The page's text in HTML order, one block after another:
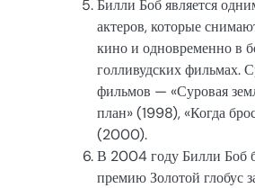
Билли Боб является
актеров, которые
кино и одновременно в
голливудских фильмах.
фильмов — «Суровая
план» (1998), «Когда
(2000).
В 2004 году Билли Боб
премию Золотой глобус